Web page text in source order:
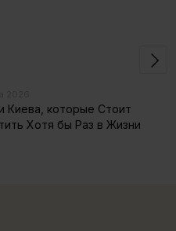
Киева, которые Стоит
Хотя бы Раз в Жизни